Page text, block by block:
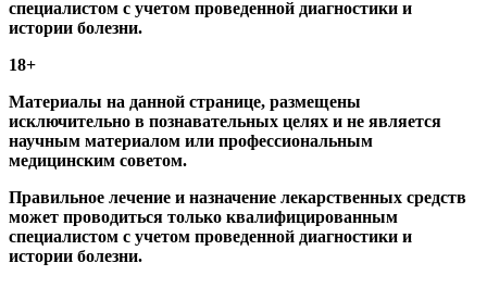
специалистом с учетом проведенной диагностики и
истории болезни.
18+
Материалы на данной странице, размещены
исключительно в познавательных целях и не является
научным материалом или профессиональным
медицинским советом.
Правильное лечение и назначение лекарственных средств
может проводиться только квалифицированным
специалистом с учетом проведенной диагностики и
истории болезни.